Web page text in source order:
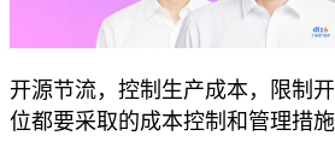
开源节流，控制生产成本，限制
位都要采取的成本控制和管理措施